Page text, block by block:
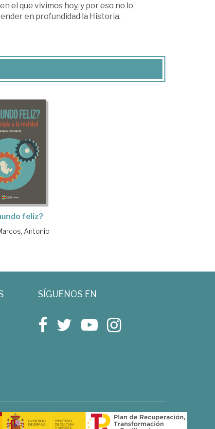
el que vivimos hoy, y por eso no lo
en profundidad la Historia.
feliz?
Antonio
SÍGUENOS EN